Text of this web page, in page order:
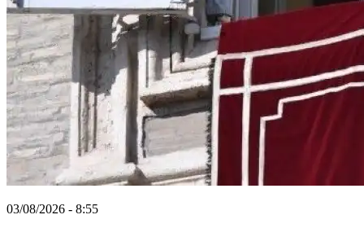
03/08/2026 - 8:55